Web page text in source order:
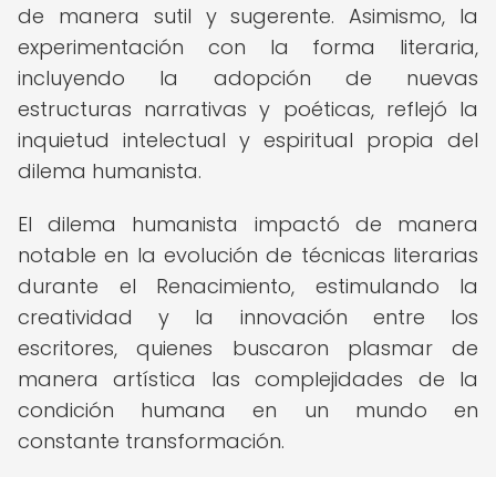
de manera sutil y sugerente. Asimismo, la
experimentación con la forma literaria,
incluyendo la adopción de nuevas
estructuras narrativas y poéticas, reflejó la
inquietud intelectual y espiritual propia del
dilema humanista.
El dilema humanista impactó de manera
notable en la evolución de técnicas literarias
durante el Renacimiento, estimulando la
creatividad y la innovación entre los
escritores, quienes buscaron plasmar de
manera artística las complejidades de la
condición humana en un mundo en
constante transformación.